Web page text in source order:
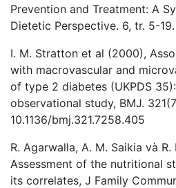
Prevention and Treatment: A
Dietetic Perspective. 6, tr. 5-19.
I. M. Stratton et al (2000),
with macrovascular and
of type 2 diabetes (UKPDS
observational study, BMJ.
10.1136/bmj.321.7258.405
R. Agarwalla, A. M. Saikia và R.
Assessment of the nutritional
its correlates, J Family